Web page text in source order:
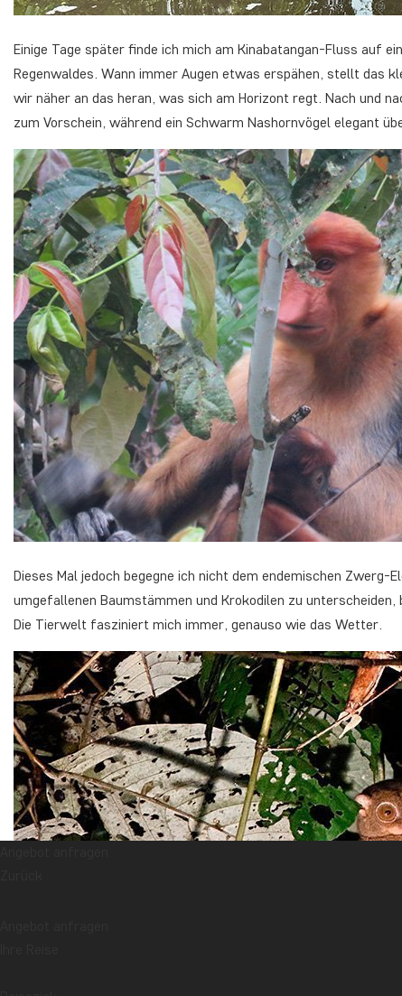
Einige Tage später finde ich mich am Kinabatangan-Fluss auf
Regenwaldes. Wann immer Augen etwas erspähen, stellt das
wir näher an das heran, was sich am Horizont regt. Nach und
zum Vorschein, während ein Schwarm Nashornvögel elegant
Dieses Mal jedoch begegne ich nicht dem endemischen
umgefallenen Baumstämmen und Krokodilen zu unterscheiden,
Die Tierwelt fasziniert mich immer, genauso wie das Wetter.